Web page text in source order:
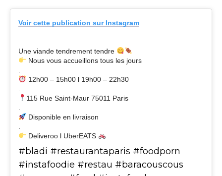
Voir cette publication sur Instagram
Une viande tendrement tendre
Nous vous accueillons tous les jours​
12h00 – 15h00 l 19h00 – 22h30​
115 Rue Saint-Maur 75011 Paris​
Disponible en livraison​
Deliveroo l UberEATS
#bladi #restaurantaparis #foodporn
#instafoodie #restau #baracouscous